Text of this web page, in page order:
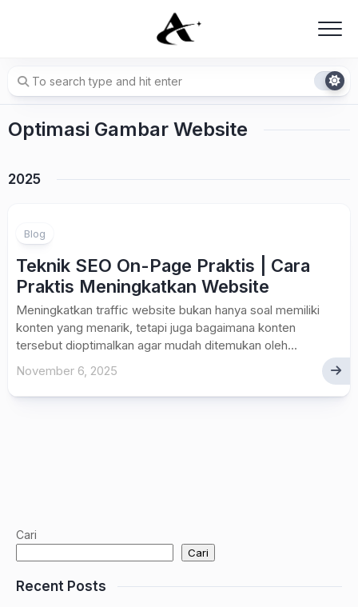
Optimasi Gambar Website
2025
Blog
Teknik SEO On-Page Praktis | Cara
Praktis Meningkatkan Website
Meningkatkan traffic website bukan hanya soal memiliki
konten yang menarik, tetapi juga bagaimana konten
tersebut dioptimalkan agar mudah ditemukan oleh...
November 6, 2025
Cari
Cari
Recent Posts